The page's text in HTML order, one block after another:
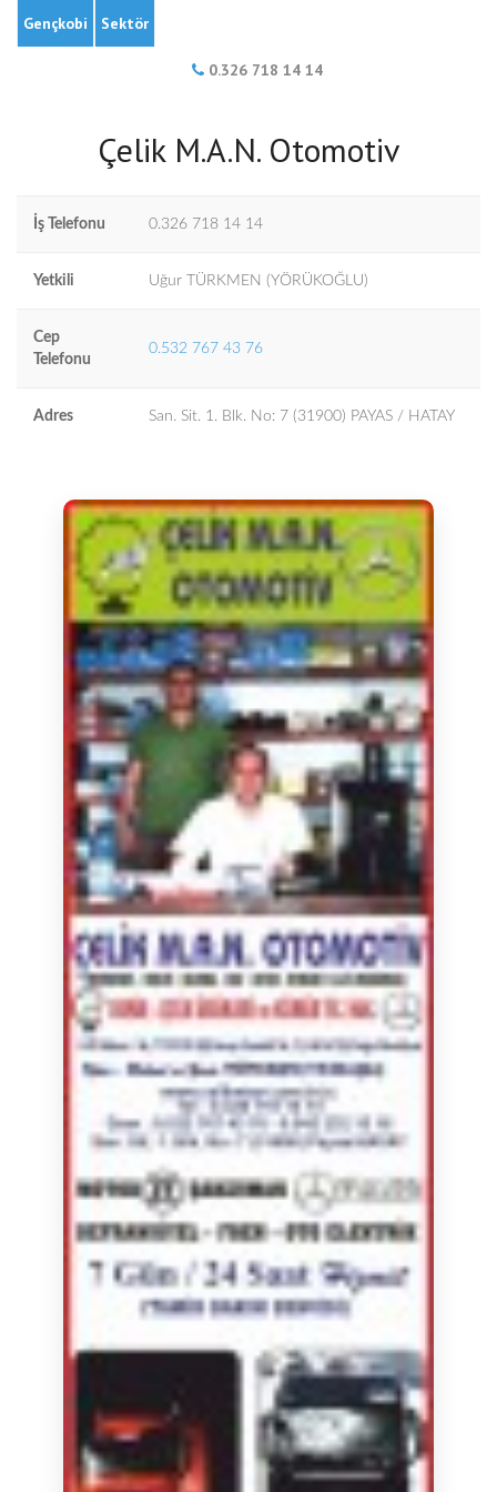
Gençkobi Sektör
0.326 718 14 14
Çelik M.A.N. Otomotiv
İş Telefonu 0.326 718 14 14
Yetkili Uğur TÜRKMEN (YÖRÜKOĞLU)
Cep
Telefonu
0.532 767 43 76
Adres San. Sit. 1. Blk. No: 7 (31900) PAYAS / HATAY